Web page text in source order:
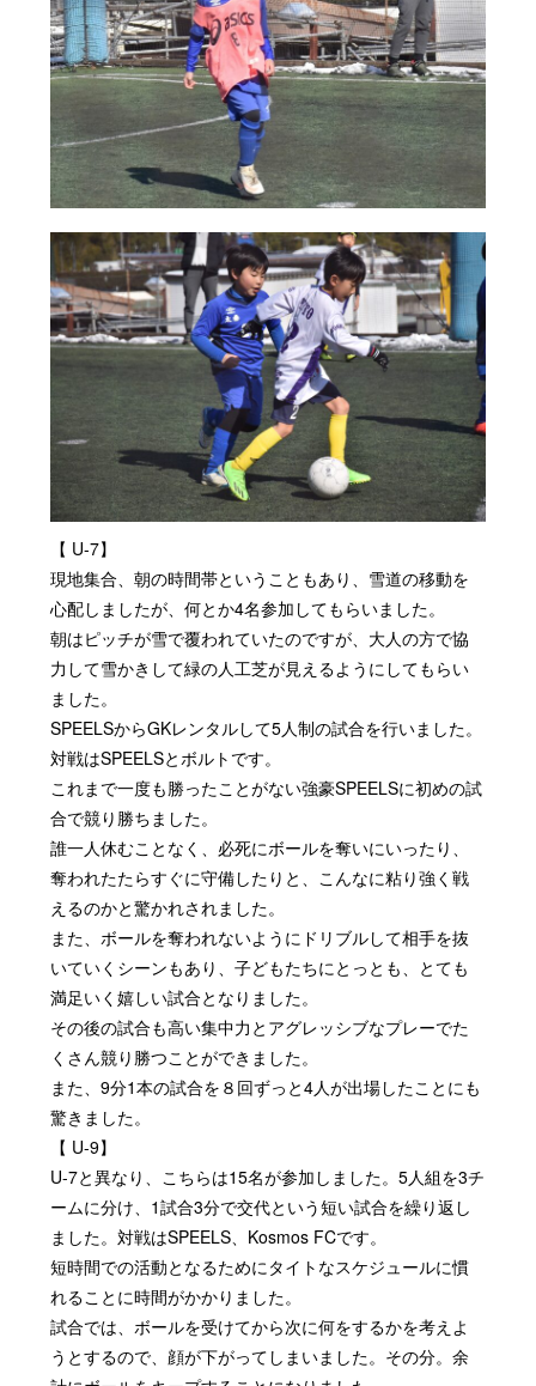
【 U-7】
現地集合、朝の時間帯ということもあり、雪道の移動を
心配しましたが、何とか4名参加してもらいました。
朝はピッチが雪で覆われていたのですが、大人の方で協
力して雪かきして緑の人工芝が見えるようにしてもらい
ました。
SPEELSからGKレンタルして5人制の試合を行いました。
対戦はSPEELSとボルトです。
これまで一度も勝ったことがない強豪SPEELSに初めの試
合で競り勝ちました。
誰一人休むことなく、必死にボールを奪いにいったり、
奪われたたらすぐに守備したりと、こんなに粘り強く戦
えるのかと驚かれされました。
また、ボールを奪われないようにドリブルして相手を抜
いていくシーンもあり、子どもたちにとっとも、とても
満足いく嬉しい試合となりました。
その後の試合も高い集中力とアグレッシブなプレーでた
くさん競り勝つことができました。
また、9分1本の試合を８回ずっと4人が出場したことにも
驚きました。
【 U-9】
U-7と異なり、こちらは15名が参加しました。5人組を3チ
ームに分け、 1試合3分で交代という短い試合を繰り返し
ました。対戦はSPEELS、 Kosmos FCです。
短時間での活動となるためにタイトなスケジュールに慣
れることに時間がかかりました。
試合では、ボールを受けてから次に何をするかを考えよ
うとするので、顔が下がってしまいました。その分。余